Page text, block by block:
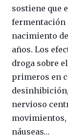
sostiene que
fermentación
nacimiento
años. Los
droga sobre
primeros en
nervioso
movimientos,
náuseas…